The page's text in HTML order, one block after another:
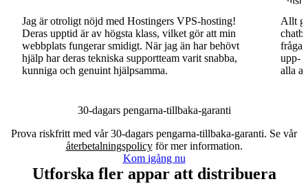
Jag är otroligt nöjd med Hostingers VPS-hosting!
Deras upptid är av högsta klass, vilket gör att min
webbplats fungerar smidigt. När jag än har behövt
hjälp har deras tekniska supportteam varit snabba,
kunniga och genuint hjälpsamma.
Allt
fråga.
upp-
alla
30-dagars pengarna-tillbaka-garanti
Prova riskfritt med vår 30-dagars pengarna-tillbaka-garanti. Se vår
återbetalningspolicyför mer information.
Kom igång nu
Utforska fler appar att distribuera